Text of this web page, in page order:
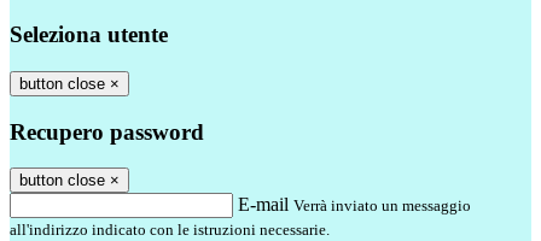
Seleziona utente
button close ×
Recupero password
button close ×
E-mail Verrà inviato un messaggio
all'indirizzo indicato con le istruzioni necessarie.